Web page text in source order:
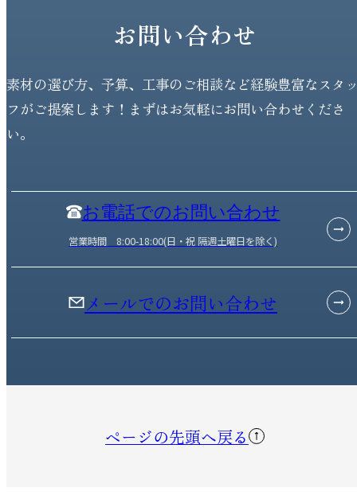
お問い合わせ
素材の選び方、予算、工事のご相談など経験豊富なスタ
フがご提案します！まずはお気軽にお問い合わせくださ
い。
お電話でのお問い合わせ
営業時間 8:00-18:00(日・祝 隔週土曜日を除く)
メールでのお問い合わせ
ページの先頭へ戻る